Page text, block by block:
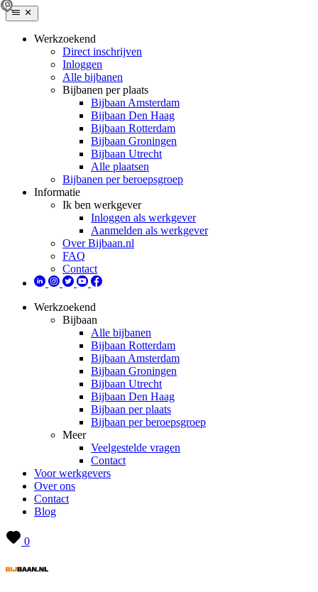
Werkzoekend
Direct inschrijven
Inloggen
Alle bijbanen
Bijbanen per plaats
Bijbaan Amsterdam
Bijbaan Den Haag
Bijbaan Rotterdam
Bijbaan Groningen
Bijbaan Utrecht
Alle plaatsen
Bijbanen per beroepsgroep
Informatie
Ik ben werkgever
Inloggen als werkgever
Aanmelden als werkgever
Over Bijbaan.nl
FAQ
Contact
Werkzoekend
Bijbaan
Alle bijbanen
Bijbaan Rotterdam
Bijbaan Amsterdam
Bijbaan Groningen
Bijbaan Utrecht
Bijbaan Den Haag
Bijbaan per plaats
Bijbaan per beroepsgroep
Meer
Veelgestelde vragen
Contact
Voor werkgevers
Over ons
Contact
Blog
0